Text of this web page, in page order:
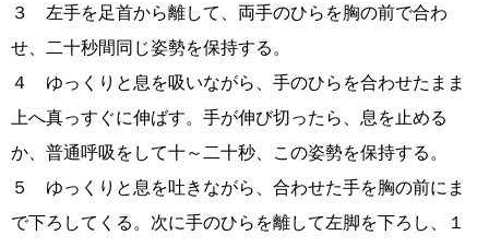
３ 左手を足首から離して、両手のひらを胸の前で合わ
せ、二十秒間同じ姿勢を保持する。
４ ゆっくりと息を吸いながら、手のひらを合わせたまま
上へ真っすぐに伸ばす。手が伸び切ったら、息を止める
か、普通呼吸をして十～二十秒、この姿勢を保持する。
５ ゆっくりと息を吐きながら、合わせた手を胸の前にま
で下ろしてくる。次に手のひらを離して左脚を下ろし、１